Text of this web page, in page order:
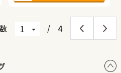
/ 4